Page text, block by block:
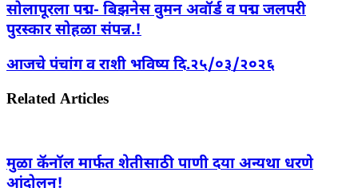
सोलापूरला पद्म- बिझनेस वुमन अवॉर्ड व पद्म जलपरी
पुरस्कार सोहळा संपन्न.!
आजचे पंचांग व राशी भविष्य दि.२५/०३/२०२६
Related Articles
मुळा कॅनॉल मार्फत शेतीसाठी पाणी दया अन्यथा धरणे